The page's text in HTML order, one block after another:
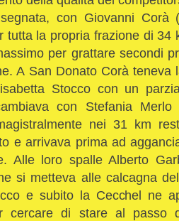
con Giovanni Corà
tutta la propria frazione di 34
per grattare secondi
A San Donato Corà teneva
Stocco con un
con Stefania
nei 31 km
e arrivava prima ad
Alle loro spalle Alberto
si metteva alle calcagna
e subito la Cecchel ne
cercare di stare al passo